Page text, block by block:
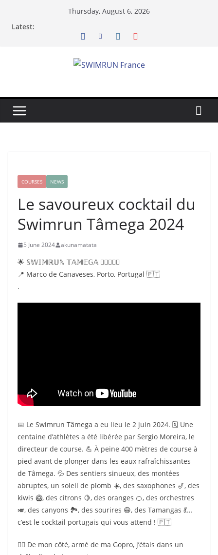
Thursday, August 6, 2026
Latest:
COURSES NEWS
Le savoureux cocktail du
Swimrun Tâmega 2024
5 June 2024 akunamatata
🌟 𝕊𝕎𝕀𝕄ℝ𝕌ℕ 𝕋𝔸𝕄𝔼𝔾𝔸 🏊‍♀️🏃‍♂️🎉
📍 Marco de Canaveses, Porto, Portugal 🇵🇹
.
📅 Le Swimrun Tâmega a eu lieu le 2 juin 2024. 🗓️ Une
centaine d’athlètes a été libérée par Sergio Moreira, le
directeur de course. 💪 À peine 400 mètres de course à
pied avant de plonger dans les eaux rafraîchissantes
de Tâmega. 💦 Des sentiers sinueux, des montées
abruptes, un soleil de plomb ☀️, des saxophones 🎷, des
kiwis 🥝, des citrons 🍋, des oranges 🍊, des orchestres
🎺, des canyons 🏞️, des sourires 😄, des Tamangas 💃…
c’est le cocktail portugais qui vous attend ! 🇵🇹
🏃‍♀️ De mon côté, armé de ma Gopro, j’étais dans un